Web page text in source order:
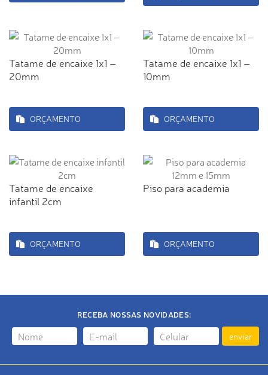
Tatame de encaixe 1x1 –
20mm
ORÇAMENTO
Tatame de encaixe 1x1 –
10mm
ORÇAMENTO
Tatame de encaixe
infantil 2cm
ORÇAMENTO
Piso para academia
ORÇAMENTO
RECEBA NOSSAS NOVIDADES:
enviar